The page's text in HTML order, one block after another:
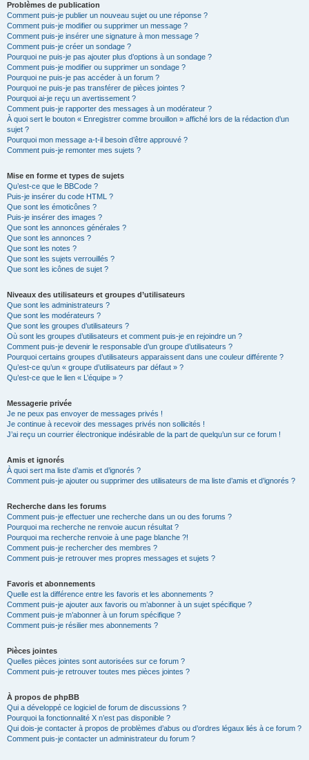
Problèmes de publication
Comment puis-je publier un nouveau sujet ou une réponse ?
Comment puis-je modifier ou supprimer un message ?
Comment puis-je insérer une signature à mon message ?
Comment puis-je créer un sondage ?
Pourquoi ne puis-je pas ajouter plus d’options à un sondage ?
Comment puis-je modifier ou supprimer un sondage ?
Pourquoi ne puis-je pas accéder à un forum ?
Pourquoi ne puis-je pas transférer de pièces jointes ?
Pourquoi ai-je reçu un avertissement ?
Comment puis-je rapporter des messages à un modérateur ?
À quoi sert le bouton « Enregistrer comme brouillon » affiché lors de la rédaction d’un
sujet ?
Pourquoi mon message a-t-il besoin d’être approuvé ?
Comment puis-je remonter mes sujets ?
Mise en forme et types de sujets
Qu’est-ce que le BBCode ?
Puis-je insérer du code HTML ?
Que sont les émoticônes ?
Puis-je insérer des images ?
Que sont les annonces générales ?
Que sont les annonces ?
Que sont les notes ?
Que sont les sujets verrouillés ?
Que sont les icônes de sujet ?
Niveaux des utilisateurs et groupes d’utilisateurs
Que sont les administrateurs ?
Que sont les modérateurs ?
Que sont les groupes d’utilisateurs ?
Où sont les groupes d’utilisateurs et comment puis-je en rejoindre un ?
Comment puis-je devenir le responsable d’un groupe d’utilisateurs ?
Pourquoi certains groupes d’utilisateurs apparaissent dans une couleur différente ?
Qu’est-ce qu’un « groupe d’utilisateurs par défaut » ?
Qu’est-ce que le lien « L’équipe » ?
Messagerie privée
Je ne peux pas envoyer de messages privés !
Je continue à recevoir des messages privés non sollicités !
J’ai reçu un courrier électronique indésirable de la part de quelqu’un sur ce forum !
Amis et ignorés
À quoi sert ma liste d’amis et d’ignorés ?
Comment puis-je ajouter ou supprimer des utilisateurs de ma liste d’amis et d’ignorés ?
Recherche dans les forums
Comment puis-je effectuer une recherche dans un ou des forums ?
Pourquoi ma recherche ne renvoie aucun résultat ?
Pourquoi ma recherche renvoie à une page blanche ?!
Comment puis-je rechercher des membres ?
Comment puis-je retrouver mes propres messages et sujets ?
Favoris et abonnements
Quelle est la différence entre les favoris et les abonnements ?
Comment puis-je ajouter aux favoris ou m’abonner à un sujet spécifique ?
Comment puis-je m’abonner à un forum spécifique ?
Comment puis-je résilier mes abonnements ?
Pièces jointes
Quelles pièces jointes sont autorisées sur ce forum ?
Comment puis-je retrouver toutes mes pièces jointes ?
À propos de phpBB
Qui a développé ce logiciel de forum de discussions ?
Pourquoi la fonctionnalité X n’est pas disponible ?
Qui dois-je contacter à propos de problèmes d’abus ou d’ordres légaux liés à ce forum ?
Comment puis-je contacter un administrateur du forum ?